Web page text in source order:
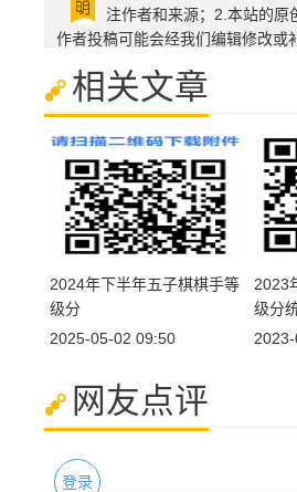
注作者和来源；2.本站的原
作者投稿可能会经我们编辑修改或
相关文章
2024年下半年五子棋棋手等
级分
2025-05-02 09:50
2023
级分
网友点评
登录